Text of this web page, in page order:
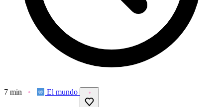
7 min El mundo